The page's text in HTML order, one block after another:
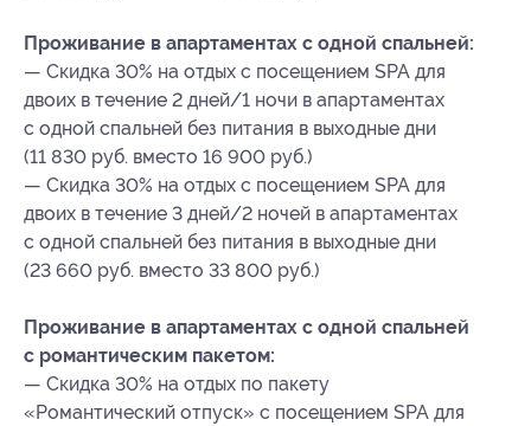
Проживание в апартаментах с одной спальней:
— Скидка 30% на отдых с посещением SPA для
двоих в течение 2 дней/1 ночи в апартаментах
с одной спальней без питания в выходные дни
(11 830 руб. вместо 16 900 руб.)
— Скидка 30% на отдых с посещением SPA для
двоих в течение 3 дней/2 ночей в апартаментах
с одной спальней без питания в выходные дни
(23 660 руб. вместо 33 800 руб.)
Проживание в апартаментах с одной спальней
с романтическим пакетом:
— Скидка 30% на отдых по пакету
«Романтический отпуск» с посещением SPA для